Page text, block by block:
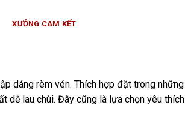
XƯỞNG CAM KẾT
dáng rèm vén. Thích hợp đặt trong những
dễ lau chùi. Đây cũng là lựa chọn yêu thích